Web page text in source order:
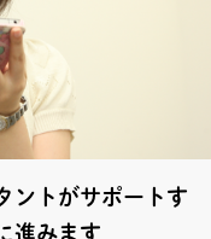
ントがサポートす
進みます